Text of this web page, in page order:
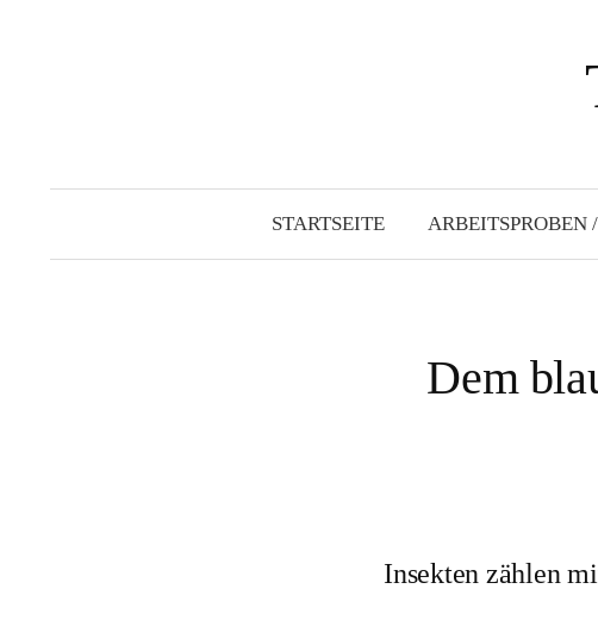
STARTSEITE ARBEITSPROBEN
Dem
Insekten zählen